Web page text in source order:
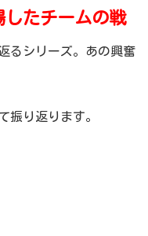
したチームの戦
るシリーズ。あの興奮
振り返ります。